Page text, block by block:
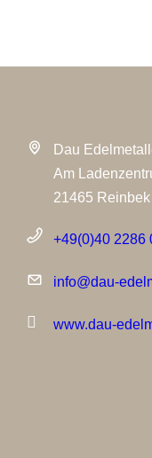
Dau
Am
21465 Reinbek
+49(0)40 2286
info@dau-
www.dau-